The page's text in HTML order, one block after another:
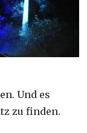
Und es
zu finden.